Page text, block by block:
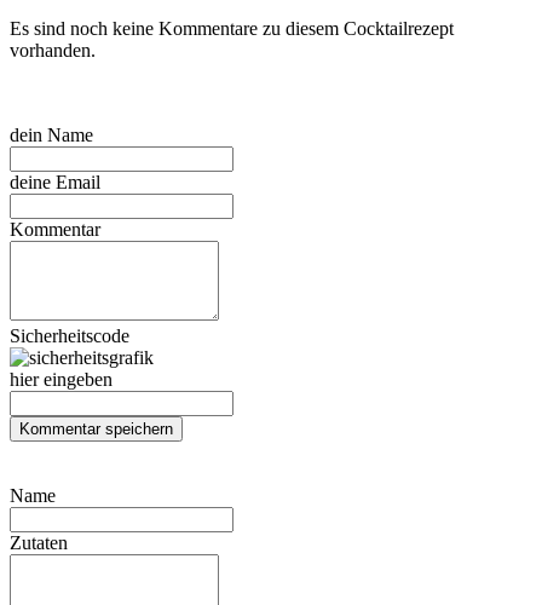
Es sind noch keine Kommentare zu diesem Cocktailrezept
vorhanden.
dein Name
deine Email
Kommentar
Sicherheitscode
hier eingeben
Name
Zutaten